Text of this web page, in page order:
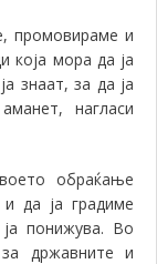
промовираме и
која мора да ја
знаат, за да ја
аманет, нагласи
обраќање
да ја градиме
понижува. Во
државните и